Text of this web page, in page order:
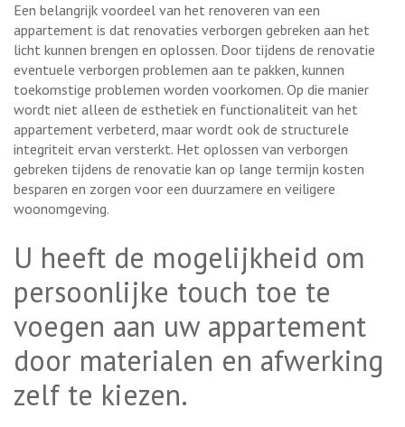
Een belangrijk voordeel van het renoveren van een
appartement is dat renovaties verborgen gebreken aan het
licht kunnen brengen en oplossen. Door tijdens de renovatie
eventuele verborgen problemen aan te pakken, kunnen
toekomstige problemen worden voorkomen. Op die manier
wordt niet alleen de esthetiek en functionaliteit van het
appartement verbeterd, maar wordt ook de structurele
integriteit ervan versterkt. Het oplossen van verborgen
gebreken tijdens de renovatie kan op lange termijn kosten
besparen en zorgen voor een duurzamere en veiligere
woonomgeving.
U heeft de mogelijkheid om
persoonlijke touch toe te
voegen aan uw appartement
door materialen en afwerking
zelf te kiezen.